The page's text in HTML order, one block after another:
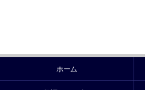
ホーム